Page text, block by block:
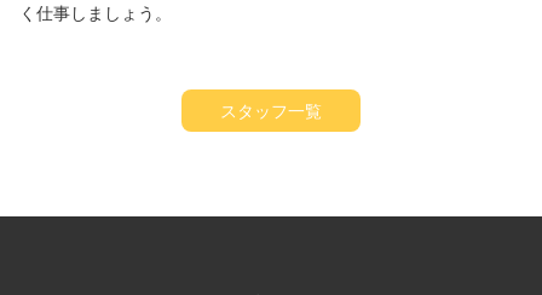
く仕事しましょう。
スタッフ一覧